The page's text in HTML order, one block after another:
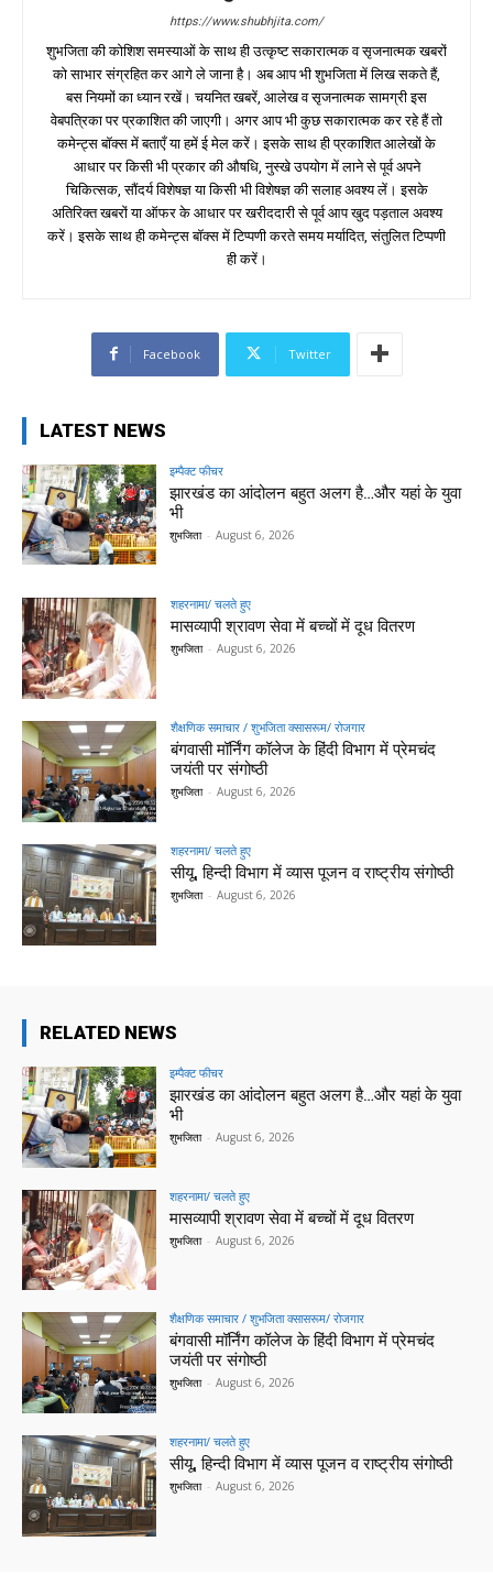
https://www.shubhjita.com/
शुभजिता की कोशिश समस्याओं के साथ ही उत्कृष्ट सकारात्मक व सृजनात्मक खबरों
को साभार संग्रहित कर आगे ले जाना है। अब आप भी शुभजिता में लिख सकते हैं,
बस नियमों का ध्यान रखें। चयनित खबरें, आलेख व सृजनात्मक सामग्री इस
वेबपत्रिका पर प्रकाशित की जाएगी। अगर आप भी कुछ सकारात्मक कर रहे हैं तो
कमेन्ट्स बॉक्स में बताएँ या हमें ई मेल करें। इसके साथ ही प्रकाशित आलेखों के
आधार पर किसी भी प्रकार की औषधि, नुस्खे उपयोग में लाने से पूर्व अपने
चिकित्सक, सौंदर्य विशेषज्ञ या किसी भी विशेषज्ञ की सलाह अवश्य लें। इसके
अतिरिक्त खबरों या ऑफर के आधार पर खरीददारी से पूर्व आप खुद पड़ताल अवश्य
करें। इसके साथ ही कमेन्ट्स बॉक्स में टिप्पणी करते समय मर्यादित, संतुलित टिप्पणी
ही करें।
Facebook Twitter
LATEST NEWS
इम्पैक्ट फीचर
झारखंड का आंदोलन बहुत अलग है…और यहां के युवा
भी
शुभजिता - August 6, 2026
शहरनामा/ चलते हुए
मासव्यापी श्रावण सेवा में बच्चों में दूध वितरण
शुभजिता - August 6, 2026
शैक्षणिक समाचार / शुभजिता क्सासरूम/ रोजगार
बंगवासी मॉर्निंग कॉलेज के हिंदी विभाग में प्रेमचंद
जयंती पर संगोष्ठी
शुभजिता - August 6, 2026
शहरनामा/ चलते हुए
सीयू, हिन्दी विभाग में व्यास पूजन व राष्ट्रीय संगोष्ठी
शुभजिता - August 6, 2026
RELATED NEWS
इम्पैक्ट फीचर
झारखंड का आंदोलन बहुत अलग है…और यहां के युवा
भी
शुभजिता - August 6, 2026
शहरनामा/ चलते हुए
मासव्यापी श्रावण सेवा में बच्चों में दूध वितरण
शुभजिता - August 6, 2026
शैक्षणिक समाचार / शुभजिता क्सासरूम/ रोजगार
बंगवासी मॉर्निंग कॉलेज के हिंदी विभाग में प्रेमचंद
जयंती पर संगोष्ठी
शुभजिता - August 6, 2026
शहरनामा/ चलते हुए
सीयू, हिन्दी विभाग में व्यास पूजन व राष्ट्रीय संगोष्ठी
शुभजिता - August 6, 2026